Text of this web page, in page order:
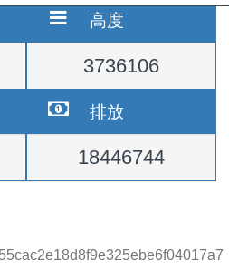
高度
3736106
排放
18446744